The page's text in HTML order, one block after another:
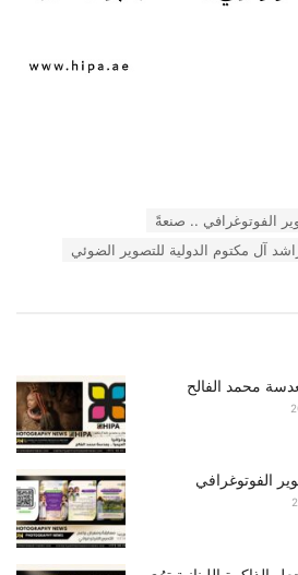
الفوتوغرافي .. صنعةً
آل مكتوم الدولية للتصوير الضوئي
محمد الفالح
الفوتوغرافي